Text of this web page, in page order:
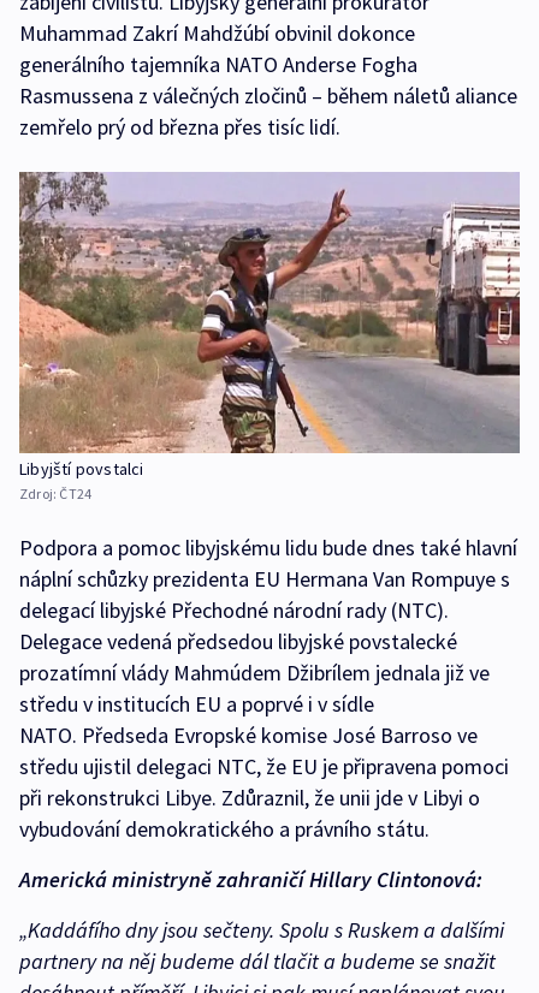
Muhammad Zakrí Mahdžúbí obvinil dokonce
generálního tajemníka NATO Anderse Fogha
Rasmussena z válečných zločinů – během náletů aliance
zemřelo prý od března přes tisíc lidí.
Libyjští povstalci
Zdroj: ČT24
Podpora a pomoc libyjskému lidu bude dnes také hlavní
náplní schůzky prezidenta EU Hermana Van Rompuye s
delegací libyjské Přechodné národní rady (NTC).
Delegace vedená předsedou libyjské povstalecké
prozatímní vlády Mahmúdem Džibrílem jednala již ve
středu v institucích EU a poprvé i v sídle
NATO. Předseda Evropské komise José Barroso ve
středu ujistil delegaci NTC, že EU je připravena pomoci
při rekonstrukci Libye. Zdůraznil, že unii jde v Libyi o
vybudování demokratického a právního státu.
Americká ministryně zahraničí Hillary Clintonová:
„Kaddáfího dny jsou sečteny. Spolu s Ruskem a dalšími
partnery na něj budeme dál tlačit a budeme se snažit